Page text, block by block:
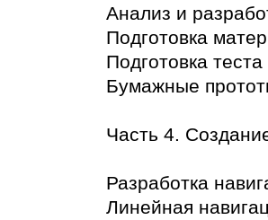
Анализ и
Подготовка
Подготовка теста
Бумажные
Часть 4.
Разработка
Линейная